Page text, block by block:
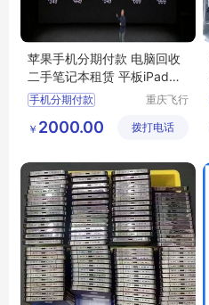
苹果手机分期付款 电脑回收
二手笔记本租赁 平板iPad抵
押典当
手机分期付款
重庆飞行
限公司
￥ 2000.00 拨打电话